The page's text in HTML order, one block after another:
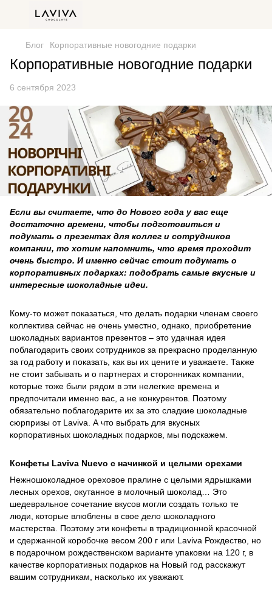
Блог Корпоративные новогодние подарки
Корпоративные новогодние подарки
6 сентября 2023
Если вы считаете, что до Нового года у вас еще
достаточно времени, чтобы подготовиться и
подумать о презентах для коллег и сотрудников
компании, то хотим напомнить, что время проходит
очень быстро. И именно сейчас стоит подумать о
корпоративных подарках: подобрать самые вкусные и
интересные шоколадные идеи.
Кому-то может показаться, что делать подарки членам своего
коллектива сейчас не очень уместно, однако, приобретение
шоколадных вариантов презентов – это удачная идея
поблагодарить своих сотрудников за прекрасно проделанную
за год работу и показать, как вы их цените и уважаете. Также
не стоит забывать и о партнерах и сторонниках компании,
которые тоже были рядом в эти нелегкие времена и
предпочитали именно вас, а не конкурентов. Поэтому
обязательно поблагодарите их за это сладкие шоколадные
сюрпризы от Laviva. А что выбрать для вкусных
корпоративных шоколадных подарков, мы подскажем.
Конфеты Laviva Nuevo с начинкой и целыми орехами
Нежношоколадное ореховое пралине с целыми ядрышками
лесных орехов, окутанное в молочный шоколад… Это
шедевральное сочетание вкусов могли создать только те
люди, которые влюблены в свое дело шоколадного
мастерства. Поэтому эти конфеты в традиционной красочной
и сдержанной коробочке весом 200 г или Laviva Рождество, но
в подарочном рождественском варианте упаковки на 120 г, в
качестве корпоративных подарков на Новый год расскажут
вашим сотрудникам, насколько их уважают.